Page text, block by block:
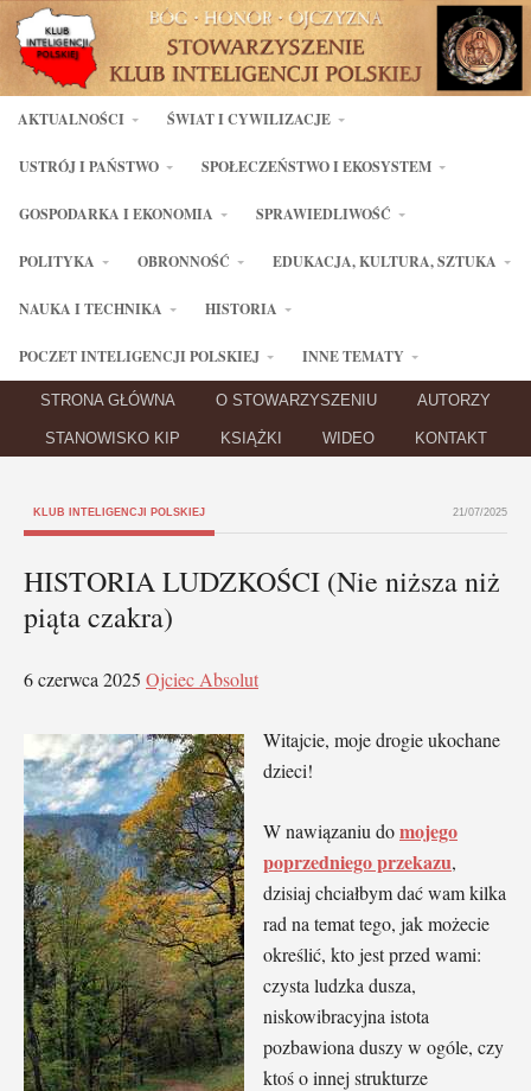
AKTUALNOŚCI ŚWIAT I CYWILIZACJE
USTRÓJ I PAŃSTWO SPOŁECZEŃSTWO I EKOSYSTEM
GOSPODARKA I EKONOMIA SPRAWIEDLIWOŚĆ
POLITYKA OBRONNOŚĆ EDUKACJA, KULTURA, SZTUKA
NAUKA I TECHNIKA HISTORIA
POCZET INTELIGENCJI POLSKIEJ INNE TEMATY
STRONA GŁÓWNA O STOWARZYSZENIU AUTORZY
STANOWISKO KIP KSIĄŻKI WIDEO KONTAKT
KLUB INTELIGENCJI POLSKIEJ 21/07/2025
HISTORIA LUDZKOŚCI (Nie niższa niż
piąta czakra)
6 czerwca 2025 Ojciec Absolut
Witajcie, moje drogie ukochane
dzieci!
W nawiązaniu domojego
poprzedniego przekazu,
dzisiaj chciałbym dać wam kilka
rad na temat tego, jak możecie
określić, kto jest przed wami:
czysta ludzka dusza,
niskowibracyjna istota
pozbawiona duszy w ogóle, czy
ktoś o innej strukturze